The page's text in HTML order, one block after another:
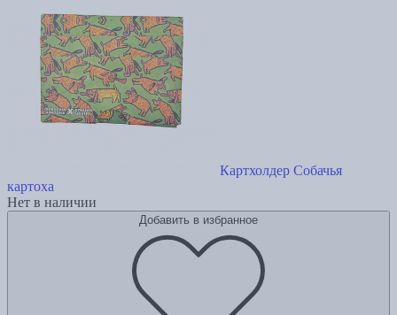
Картхолдер Собачья
картоха
Нет в наличии
Добавить в избранное